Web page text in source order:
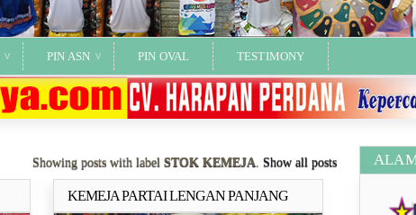
PIN ASN PIN OVAL TESTIMONY
Showing posts with label STOK KEMEJA. Show all posts
KEMEJA PARTAI LENGAN PANJANG
Selengkapnya..